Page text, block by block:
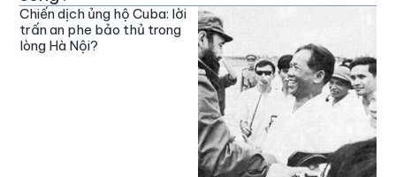
Chiến dịch ủng hộ Cuba: lời
trấn an phe bảo thủ trong
lòng Hà Nội?